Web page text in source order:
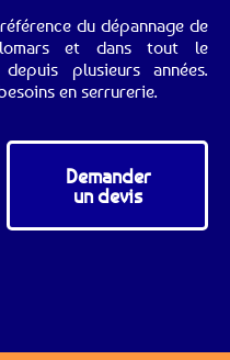
du dépannage de
et dans tout le
plusieurs années.
en serrurerie.
Demander
un devis